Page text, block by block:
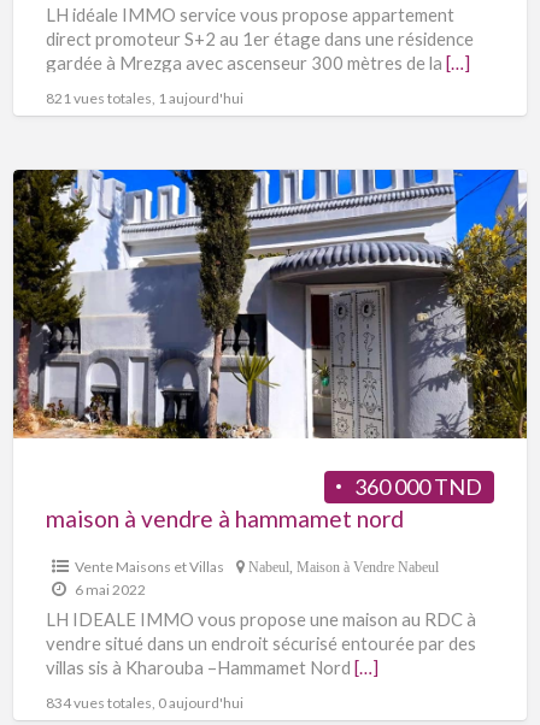
LH idéale IMMO service vous propose appartement
direct promoteur S+2 au 1er étage dans une résidence
gardée à Mrezga avec ascenseur 300 mètres de la […]
821 vues totales, 1 aujourd'hui
360 000 TND
maison à vendre à hammamet nord
Vente Maisons et Villas Nabeul Maison à Vendre Nabeul
6 mai 2022
LH IDEALE IMMO vous propose une maison au RDC à
vendre situé dans un endroit sécurisé entourée par des
villas sis à Kharouba –Hammamet Nord […]
834 vues totales, 0 aujourd'hui